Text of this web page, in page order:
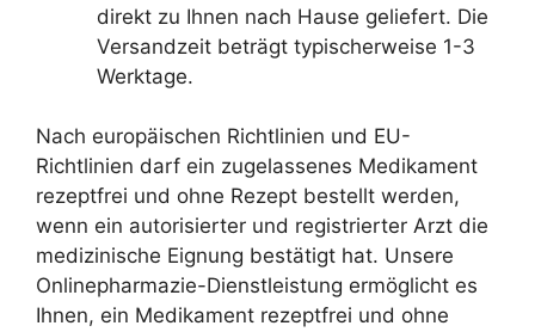
direkt zu Ihnen nach Hause geliefert. Die
Versandzeit beträgt typischerweise 1-3
Werktage.
Nach europäischen Richtlinien und EU-
Richtlinien darf ein zugelassenes Medikament
rezeptfrei und ohne Rezept bestellt werden,
wenn ein autorisierter und registrierter Arzt die
medizinische Eignung bestätigt hat. Unsere
Onlinepharmazie-Dienstleistung ermöglicht es
Ihnen, ein Medikament rezeptfrei und ohne